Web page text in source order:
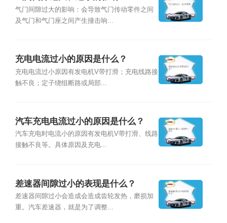
气门间隙过大的影响：会导致气门传动零件之间
及气门和气门座之间产生撞击响...
充电电流过小的原因是什么？
充电电流过小原因有发电机V带打滑；充电线路接
触不良；定子绕组断路或局部...
汽车充电电流过小的原因是什么？
汽车充电时电流小的原因有发电机V带打滑、线路
接触不良等。具体原因及充电...
差速器间隙过小的表现是什么？
差速器间隙过小会造成会造成齿轮发热，磨损加
重。汽车差速器，就是为了调整...